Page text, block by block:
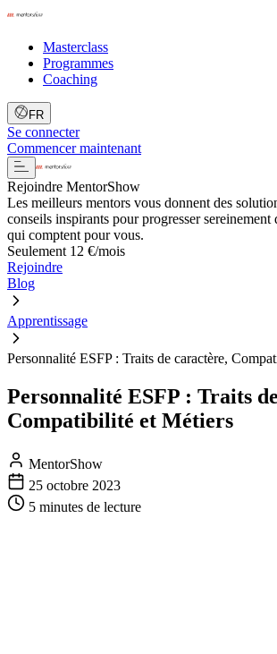
Masterclass
Programmes
Coaching
FR
Se connecter
Commencer maintenant
Rejoindre MentorShow
Les meilleurs mentors vous donnent des
conseils inspirants pour progresser sereinement
qui comptent pour vous.
Seulement 12 €/mois
Rejoindre
Blog
Apprentissage
Personnalité ESFP : Traits de caractère,
Personnalité ESFP : Traits
Compatibilité et Métiers
MentorShow
25 octobre 2023
5 minutes de lecture